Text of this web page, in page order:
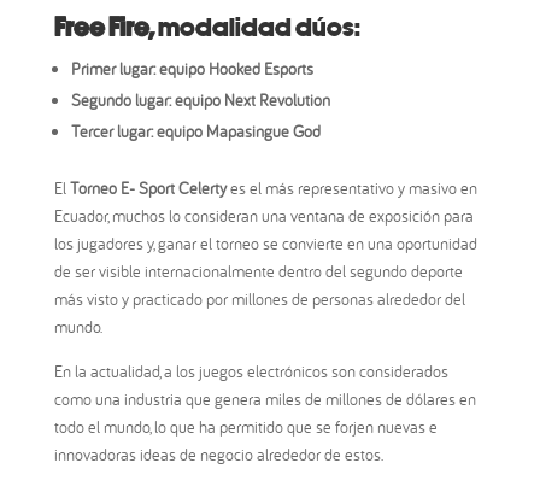
Free Fire,modalidad dúos:
Primer lugar: equipo Hooked Esports
Segundo lugar: equipo Next Revolution
Tercer lugar: equipo Mapasingue God
ElTorneo E- Sport Celertyes el más representativo y masivo en
Ecuador, muchos lo consideran una ventana de exposición para
los jugadores y, ganar el torneo se convierte en una oportunidad
de ser visible internacionalmente dentro del segundo deporte
más visto y practicado por millones de personas alrededor del
mundo.
En la actualidad, a los juegos electrónicos son considerados
como una industria que genera miles de millones de dólares en
todo el mundo, lo que ha permitido que se forjen nuevas e
innovadoras ideas de negocio alrededor de estos.